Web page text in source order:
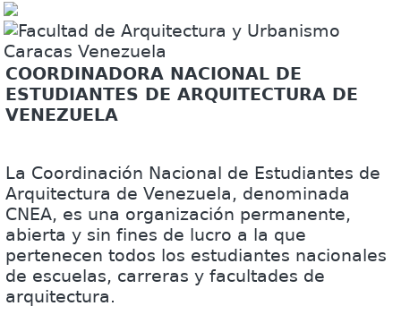
COORDINADORA NACIONAL DE
ESTUDIANTES DE ARQUITECTURA DE
VENEZUELA
La Coordinación Nacional de Estudiantes de
Arquitectura de Venezuela, denominada
CNEA, es una organización permanente,
abierta y sin fines de lucro a la que
pertenecen todos los estudiantes nacionales
de escuelas, carreras y facultades de
arquitectura.